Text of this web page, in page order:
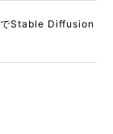
でStable Diffusion